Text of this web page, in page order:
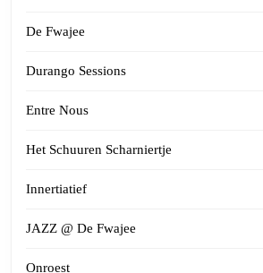
De Fwajee
Durango Sessions
Entre Nous
Het Schuuren Scharniertje
Innertiatief
JAZZ @ De Fwajee
Onroest